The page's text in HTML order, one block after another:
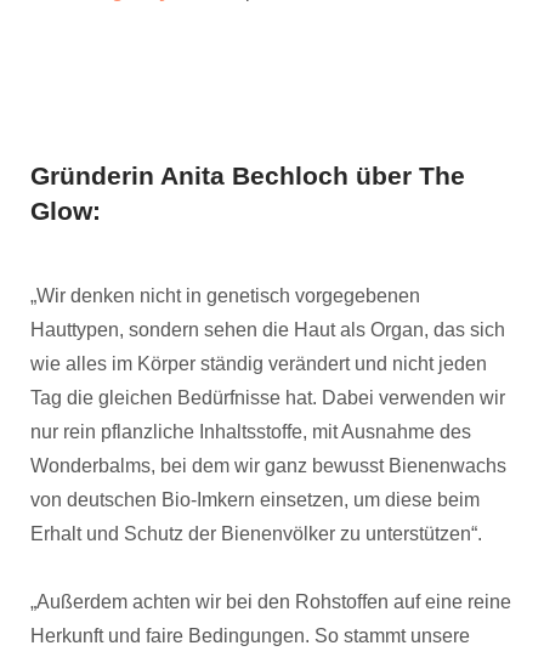
Gründerin Anita Bechloch über The
Glow:
„Wir denken nicht in genetisch vorgegebenen
Hauttypen, sondern sehen die Haut als Organ, das sich
wie alles im Körper ständig verändert und nicht jeden
Tag die gleichen Bedürfnisse hat. Dabei verwenden wir
nur rein pflanzliche Inhaltsstoffe, mit Ausnahme des
Wonderbalms, bei dem wir ganz bewusst Bienenwachs
von deutschen Bio-Imkern einsetzen, um diese beim
Erhalt und Schutz der Bienenvölker zu unterstützen“.
„Außerdem achten wir bei den Rohstoffen auf eine reine
Herkunft und faire Bedingungen. So stammt unsere